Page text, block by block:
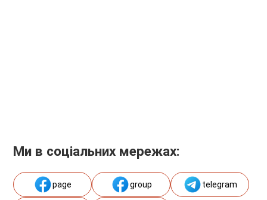
Ми в соціальних мережах:
page group telegram